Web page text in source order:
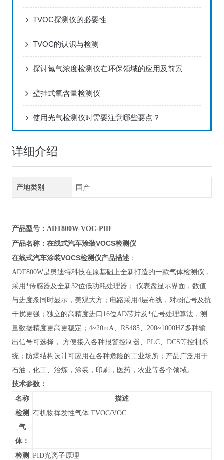
TVOC探测仪的必要性
TVOC的认识与检测
探讨氮气浓度检测仪在环保领域的应用及前景
壁挂式氧含量检测仪
使用光气检测仪时需要注意哪些要点？
详细介绍
产地类别 国产
产品型号：ADT800W-VOC-PID
产品名称： 在线式汽车涂装VOCS检测仪
在线式汽车涂装VOCS检测仪产品描述：
ADT800W是奥迪特科技在原基础上全新打造的一款气体检测仪，
采用*传感器及全新32位低功耗处理器； 仪表盘显示界面，数值
与进度条同时显示，美观大方；电路采用4层布线，对弱信号及抗
干扰更强；独立的高精度进口16位AD芯片及*信号处理算法，测
量数据精度更高更稳定；4~20mA、RS485、200~1000HZ多种输
出信号可选择， 方便接入各种报警控制器、PLC、DCS等控制系
统；防爆结构设计可应用在各种危险的工业场所；产品广泛用于
石油，化工、治炼，涂装，印刷，医药，农业等各个领域。
技术参数：
名称
描述
检测
气
体：
有机物挥发性气体 TVOC/VOC
检测 PID光离子原理